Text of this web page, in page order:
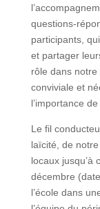
questions-
participants,
et partager
rôle dans
conviviale et
l’importance
Le fil
laïcité, de
locaux jusqu’à
décembre
l’école dans